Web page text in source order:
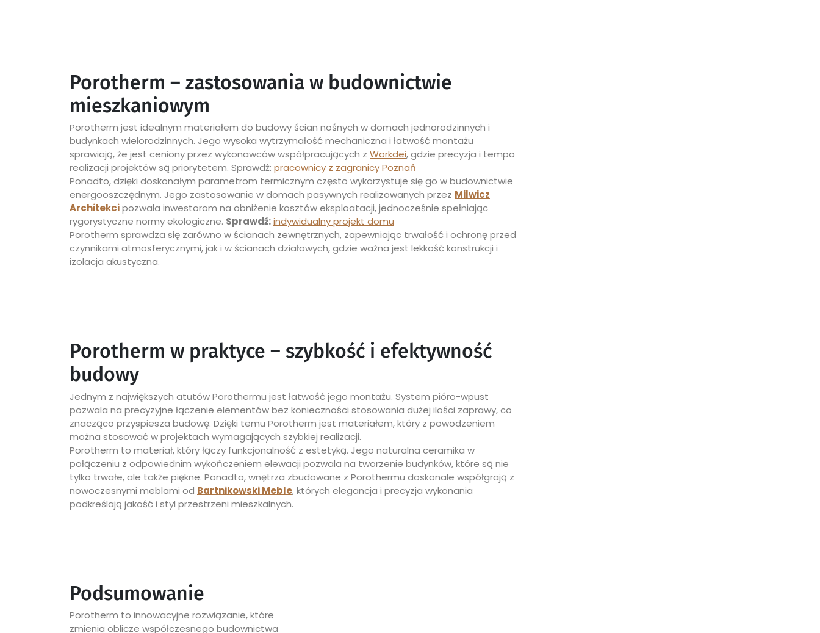
Porotherm – zastosowania w budownictwie
mieszkaniowym
Porotherm jest idealnym materiałem do budowy ścian nośnych w domach jednorodzinnych i
budynkach wielorodzinnych. Jego wysoka wytrzymałość mechaniczna i łatwość montażu
sprawiają, że jest ceniony przez wykonawców współpracujących z Workdei, gdzie precyzja i tempo
realizacji projektów są priorytetem. Sprawdź: pracownicy z zagranicy Poznań
Ponadto, dzięki doskonałym parametrom termicznym często wykorzystuje się go w budownictwie
energooszczędnym. Jego zastosowanie w domach pasywnych realizowanych przez Milwicz
Architekcipozwala inwestorom na obniżenie kosztów eksploatacji, jednocześnie spełniając
rygorystyczne normy ekologiczne. Sprawdź:indywidualny projekt domu
Porotherm sprawdza się zarówno w ścianach zewnętrznych, zapewniając trwałość i ochronę przed
czynnikami atmosferycznymi, jak i w ścianach działowych, gdzie ważna jest lekkość konstrukcji i
izolacja akustyczna.
Porotherm w praktyce – szybkość i efektywność
budowy
Jednym z największych atutów Porothermu jest łatwość jego montażu. System pióro-wpust
pozwala na precyzyjne łączenie elementów bez konieczności stosowania dużej ilości zaprawy, co
znacząco przyspiesza budowę. Dzięki temu Porotherm jest materiałem, który z powodzeniem
można stosować w projektach wymagających szybkiej realizacji.
Porotherm to materiał, który łączy funkcjonalność z estetyką. Jego naturalna ceramika w
połączeniu z odpowiednim wykończeniem elewacji pozwala na tworzenie budynków, które są nie
tylko trwałe, ale także piękne. Ponadto, wnętrza zbudowane z Porothermu doskonale współgrają z
nowoczesnymi meblami od Bartnikowski Meble, których elegancja i precyzja wykonania
podkreślają jakość i styl przestrzeni mieszkalnych.
Podsumowanie
Porotherm to innowacyjne rozwiązanie, które
zmienia oblicze współczesnego budownictwa